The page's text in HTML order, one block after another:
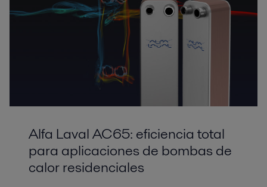
Alfa Laval AC65: eficiencia total
para aplicaciones de bombas de
calor residenciales